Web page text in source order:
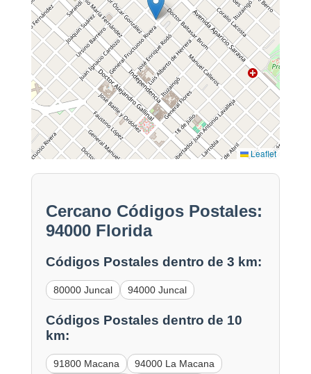
Leaflet
Cercano Códigos Postales:
94000 Florida
Códigos Postales dentro de 3 km:
80000 Juncal 94000 Juncal
Códigos Postales dentro de 10
km:
91800 Macana
94000 La Macana